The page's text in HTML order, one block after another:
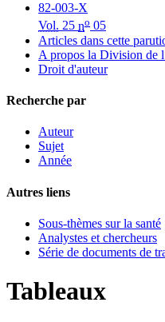
82-003-X
Vol. 25 no 05
Articles dans cette
A propos la Division de
Droit d'auteur
Recherche par
Auteur
Sujet
Année
Autres liens
Sous-thèmes sur la santé
Analystes et chercheurs
Série de documents de
Tableaux